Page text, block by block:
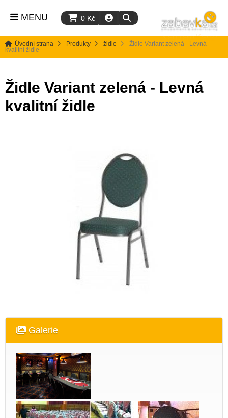
0 Kč
MENU
Úvodní strana Produkty židle
Židle Variant zelená - Levná
kvalitní židle
Židle Variant zelená - Levná
kvalitní židle
Galerie